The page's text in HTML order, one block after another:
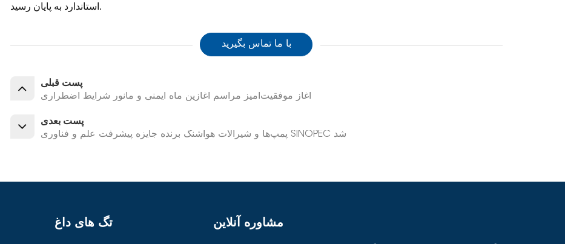
استاندارد به پایان رسید.
با ما تماس بگیرید
پست قبلی
آغاز موفقیت‌آمیز مراسم آغازین ماه ایمنی و مانور شرایط اضطراری
پست بعدی
پمپ‌ها و شیرآلات هواشنگ برنده جایزه پیشرفت علم و فناوری SINOPEC شد
تگ های داغ مشاوره آنلاین